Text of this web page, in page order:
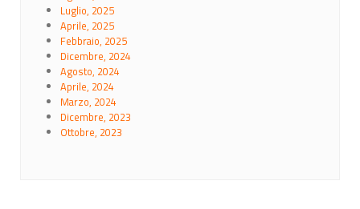
Luglio, 2025
Aprile, 2025
Febbraio, 2025
Dicembre, 2024
Agosto, 2024
Aprile, 2024
Marzo, 2024
Dicembre, 2023
Ottobre, 2023